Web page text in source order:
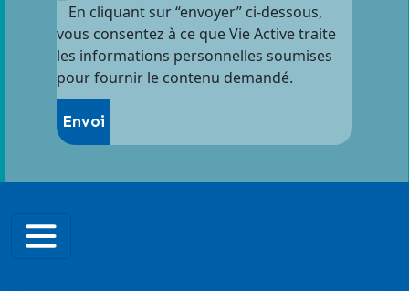
En cliquant sur “envoyer” ci-dessous,
vous consentez à ce que Vie Active traite
les informations personnelles soumises
pour fournir le contenu demandé.